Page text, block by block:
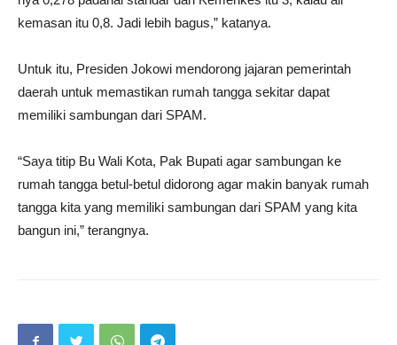
kemasan itu 0,8. Jadi lebih bagus,” katanya.
Untuk itu, Presiden Jokowi mendorong jajaran pemerintah
daerah untuk memastikan rumah tangga sekitar dapat
memiliki sambungan dari SPAM.
“Saya titip Bu Wali Kota, Pak Bupati agar sambungan ke
rumah tangga betul-betul didorong agar makin banyak rumah
tangga kita yang memiliki sambungan dari SPAM yang kita
bangun ini,” terangnya.